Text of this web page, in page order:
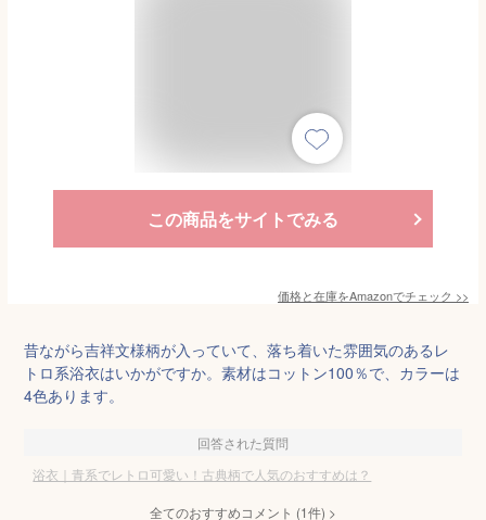
この商品をサイトでみる
価格と在庫をAmazonでチェック >>
昔ながら吉祥文様柄が入っていて、落ち着いた雰囲気のあるレ
トロ系浴衣はいかがですか。素材はコットン100％で、カラーは
4色あります。
回答された質問
浴衣｜青系でレトロ可愛い！古典柄で人気のおすすめは？
全てのおすすめコメント (1件) >